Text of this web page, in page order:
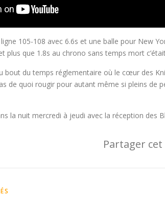
105-108 avec 6.6s et une balle pour New
plus que 1.8s au chrono sans temps mort
bout du temps réglementaire où le cœur des
de quoi rougir pour autant même si pleins de
la nuit mercredi à jeudi avec la réception des
Partager